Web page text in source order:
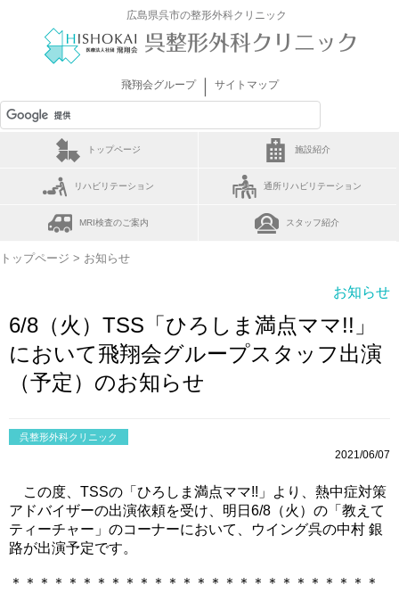
広島県呉市の整形外科クリニック
飛翔会グループ｜ サイトマップ
トップページ 施設紹介
リハビリテーション 通所リハビリテーション
MRI検査のご案内 スタッフ紹介
トップページ > お知らせ
お知らせ
6/8（火）TSS「ひろしま満点ママ!!」
において飛翔会グループスタッフ出演
（予定）のお知らせ
呉整形外科クリニック
2021/06/07
この度、TSSの「ひろしま満点ママ!!」より、熱中症対策
アドバイザーの出演依頼を受け、明日6/8（火）の「教えて
ティーチャー」のコーナーにおいて、ウイング呉の中村 銀
路が出演予定です。
＊＊＊＊＊＊＊＊＊＊＊＊＊＊＊＊＊＊＊＊＊＊＊＊＊＊